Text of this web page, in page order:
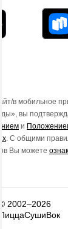
в мобильное
вы
и
. С общими
Вы можете
© 2002–2026
ПиццаСушиВок